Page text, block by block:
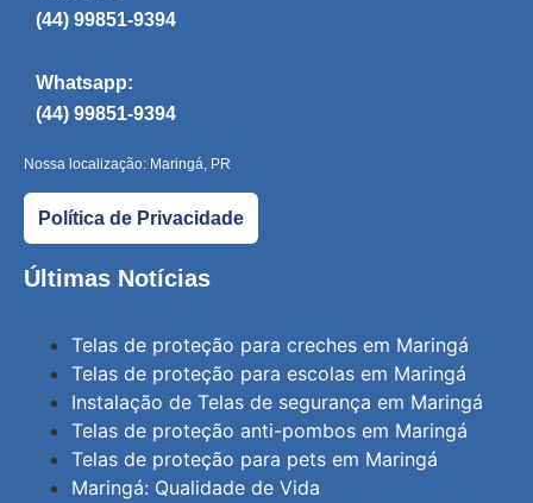
(44) 99851-9394
Whatsapp:
(44) 99851-9394
Nossa localização: Maringá, PR
Política de Privacidade
Últimas Notícias
Telas de proteção para creches em Maringá
Telas de proteção para escolas em Maringá
Instalação de Telas de segurança em Maringá
Telas de proteção anti-pombos em Maringá
Telas de proteção para pets em Maringá
Maringá: Qualidade de Vida